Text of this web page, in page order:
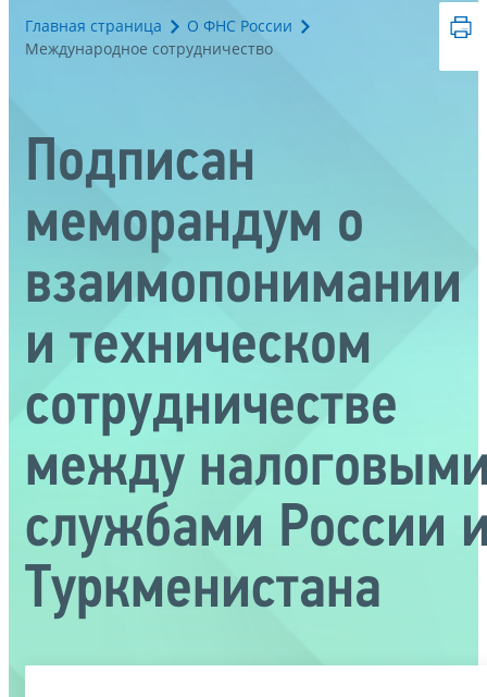
Главная страница
О ФНС России
Международное сотрудничество
Подписан
меморандум о
взаимопонимании
и техническом
сотрудничестве
между
службами России
Туркменистана